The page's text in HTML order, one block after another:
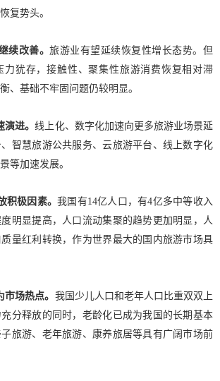
复势头。
续改善。旅游业有望延续恢复性增长态势。但
力犹存，接触性、聚集性旅游消费恢复相对滞
、基础不牢固问题仍较明显。
演进。线上化、数字化加速向更多旅游业场景延
智慧旅游公共服务、云旅游平台、线上数字化
等加速发展。
积极因素。我国有14亿人口，有4亿多中等收入
明显提高，人口流动集聚的趋势更加明显，人
量红利转换，作为世界最大的国内旅游市场具
市场热点。 我国少儿人口和老年人口比重双双上
分释放的同时，老龄化已成为我国的长期基本
旅游、老年旅游、康养旅居等具有广阔市场前